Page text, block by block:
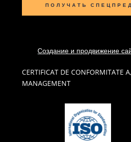
ПОЛУЧАТЬ
Создание и продвижение
CERTIFICAT DE CONFORMITATE
MANAGEMENT